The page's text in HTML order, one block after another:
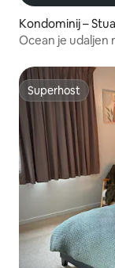
Kondominij –
Ocean je
Superhost
Superhost